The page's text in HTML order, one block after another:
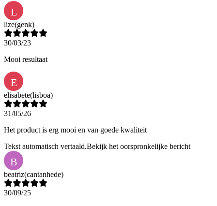
L
lize(genk)
30/03/23
Mooi resultaat
E
elisabete(lisboa)
31/05/26
Het product is erg mooi en van goede kwaliteit
Tekst automatisch vertaald.Bekijk het oorspronkelijke bericht
B
beatriz(cantanhede)
30/09/25